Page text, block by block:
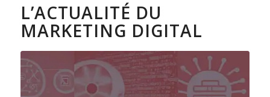
L’ACTUALITÉ DU
MARKETING DIGITAL